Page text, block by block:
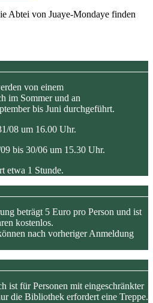
Abtei von Juaye-Mondaye finden
von einem
im Sommer und an
bis Juni durchgeführt.
08 um 16.00 Uhr.
bis 30/06 um 15.30 Uhr.
etwa 1 Stunde.
beträgt 5 Euro pro Person und ist
kostenlos.
nach vorheriger Anmeldung
ist für Personen mit eingeschränkter
die Bibliothek erfordert eine Treppe.